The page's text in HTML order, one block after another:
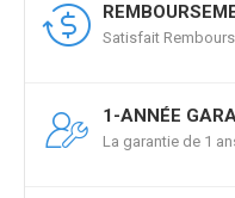
Satisfait
1-ANNÉE
La garantie de 1